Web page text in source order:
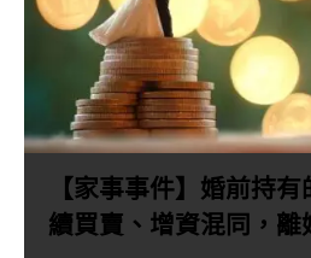
【家事事件】婚前持
續買賣、增資混同，離